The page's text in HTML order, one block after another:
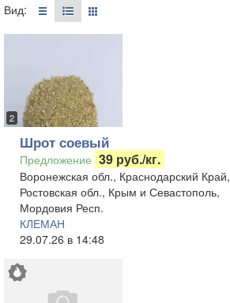
Вид:
2
Шрот соевый
Предложение 39 руб./кг.
Воронежская обл., Краснодарский Край,
Ростовская обл., Крым и Севастополь,
Мордовия Респ.
КЛЕМАН
29.07.26 в 14:48